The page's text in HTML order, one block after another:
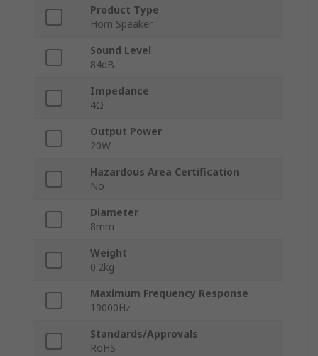
Product Type
Horn Speaker
Sound Level
84dB
Impedance
4Ω
Output Power
20W
Hazardous Area Certification
No
Diameter
8mm
Weight
0.2kg
Maximum Frequency Response
19000Hz
Standards/Approvals
RoHS